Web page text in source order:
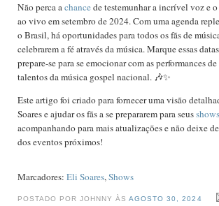
Não perca achancede testemunhar a incrível voz e
ao vivo em setembro de 2024. Com uma agenda
o Brasil, há oportunidades para todos os fãs de
celebrarem a fé através da música. Marque essas
prepare-se para se emocionar com as performances
talentos da música gospel nacional. 🎶✨
Este artigo foi criado para fornecer uma visão
Soares e ajudar os fãs a se prepararem para seusshows
acompanhando para mais atualizações e não deixe
dos eventos próximos!
Marcadores: Eli Soares,Shows
POSTADO POR JOHNNY ÀSAGOSTO 30, 2024